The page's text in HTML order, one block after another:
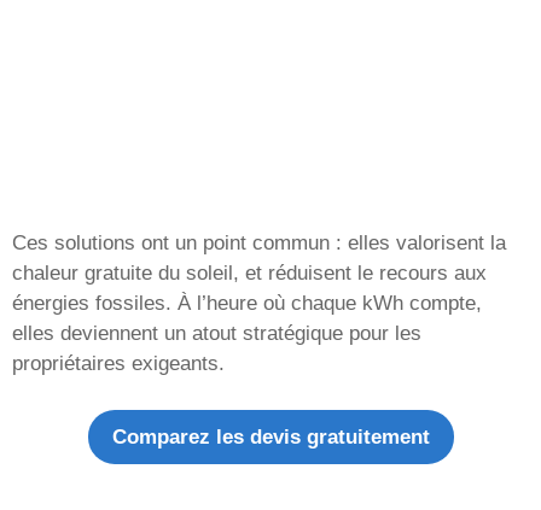
Ces solutions ont un point commun : elles valorisent la
chaleur gratuite du soleil, et réduisent le recours aux
énergies fossiles. À l’heure où chaque kWh compte,
elles deviennent un atout stratégique pour les
propriétaires exigeants.
Comparez les devis gratuitement